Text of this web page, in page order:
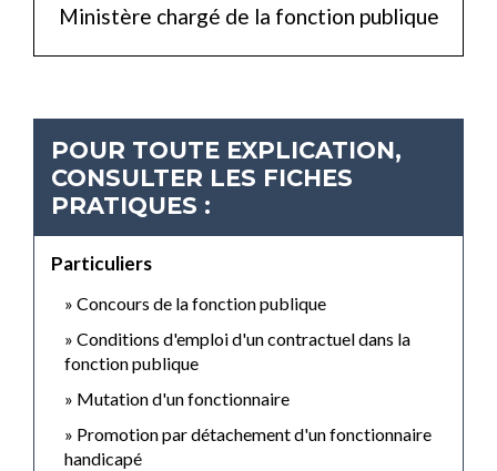
Ministère chargé de la fonction publique
POUR TOUTE EXPLICATION,
CONSULTER LES FICHES
PRATIQUES :
Particuliers
Concours de la fonction publique
Conditions d'emploi d'un contractuel dans la
fonction publique
Mutation d'un fonctionnaire
Promotion par détachement d'un fonctionnaire
handicapé